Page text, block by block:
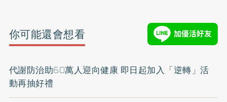
你可能還會想看
代謝防治助60萬人迎向健康 即日起加入「逆轉」活
動再抽好禮